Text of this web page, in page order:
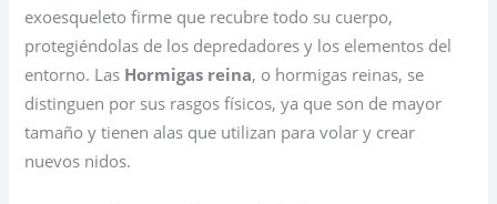
exoesqueleto firme que recubre todo su cuerpo,
protegiéndolas de los depredadores y los elementos del
entorno. Las Hormigas reina, o hormigas reinas, se
distinguen por sus rasgos físicos, ya que son de mayor
tamaño y tienen alas que utilizan para volar y crear
nuevos nidos.